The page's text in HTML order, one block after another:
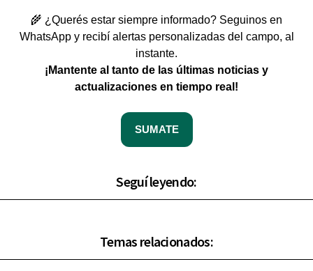
🌾 ¿Querés estar siempre informado? Seguinos en
WhatsApp y recibí alertas personalizadas del campo, al
instante.
¡Mantente al tanto de las últimas noticias y
actualizaciones en tiempo real!
SUMATE
Seguí leyendo:
Temas relacionados: